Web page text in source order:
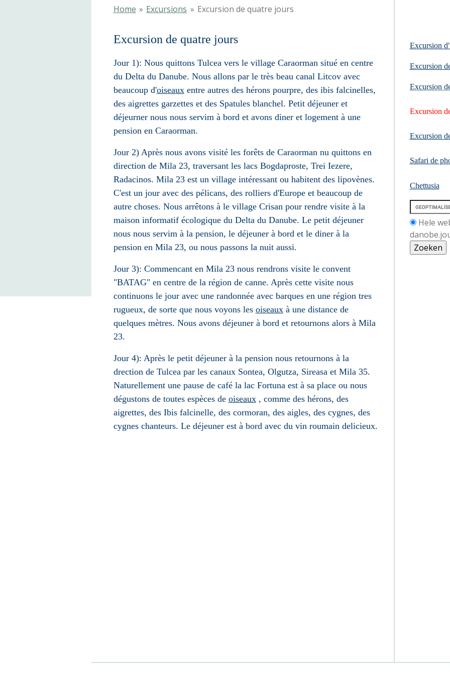
Home » Excursions » Excursion de quatre jours
Excursion de quatre jours
Jour 1): Nous quittons Tulcea vers le village Caraorman situé en centre
du Delta du Danube. Nous allons par le très beau canal Litcov avec
beaucoup d'oiseauxentre autres des hérons pourpre, des ibis falcinelles,
des aigrettes garzettes et des Spatules blanchel. Petit déjeuner et
déjeurner nous nous servim à bord et avons diner et logement à une
pension en Caraorman.
Jour 2) Après nous avons visité les forêts de Caraorman nu quittons en
direction de Mila 23, traversant les lacs Bogdaproste, Trei Iezere,
Radacinos. Mila 23 est un village intéressant ou habitent des lipovènes.
C'est un jour avec des pélicans, des rolliers d'Europe et beaucoup de
autre choses. Nous arrêtons à le village Crisan pour rendre visite à la
maison informatif écologique du Delta du Danube. Le petit déjeuner
nous nous servim à la pension, le déjeuner à bord et le diner à la
pension en Mila 23, ou nous passons la nuit aussi.
Jour 3): Commencant en Mila 23 nous rendrons visite le convent
"BATAG" en centre de la région de canne. Après cette visite nous
continuons le jour avec une randonnée avec barques en une région tres
rugueux, de sorte que nous voyons les oiseauxà une distance de
quelques mètres. Nous avons déjeuner à bord et retournons alors à Mila
23.
Jour 4): Après le petit déjeuner à la pension nous retournons à la
drection de Tulcea par les canaux Sontea, Olgutza, Sireasa et Mila 35.
Naturellement une pause de café la lac Fortuna est à sa place ou nous
dégustons de toutes espèces de oiseaux, comme des hérons, des
aigrettes, des Ibis falcinelle, des cormoran, des aigles, des cygnes, des
cygnes chanteurs. Le déjeuner est à bord avec du vin roumain delicieux.
Excursion
Excursion
Excursion
Excursion
Excursion
Safari de
Chettusia
Hele